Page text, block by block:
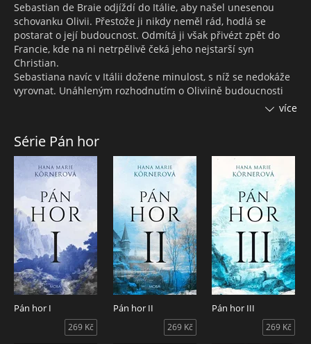
Sebastian de Braie odjíždí do Itálie, aby našel unesenou
schovanku Olivii. Přestože ji nikdy neměl rád, hodlá se
postarat o její budoucnost. Odmítá ji však přivézt zpět do
Francie, kde na ni netrpělivě čeká jeho nejstarší syn
Christian.
Sebastiana navíc v Itálii dožene minulost, s níž se nedokáže
vyrovnat. Unáhleným rozhodnutím o Oliviině budoucnosti
vnese do rodiny rozkol. Ztrácí důvěru své manželky Sylvie i
svou dětskou lásku za každou cenu. Jeho cesta do Itálie však
situaci ještě víc zkomplikuje. V souboji smrtelně zraní
soupeře a je nucen uzavřít formální sňatek ze cti. Tehdy
potkává svou osudovou lásku, která je však pro něj
nedostupná. Když v jeho domě dojde k podezřelému úmrtí,
obrátí se veřejné mínění proti němu. Vyšetřování končí
soudem a Christianův život se ocitá v nebezpečí. V těžké
situaci se rodina opět semkne a podá mu pomocnou ruku.
Suché a horké léto roku 1836 způsobí na francouzském jihu
sérii ničivých požárů. Jeden z nich osudově zasáhne i rodinu
de Braie…
více
Série Pán hor
Pán hor I
269 Kč
Pán hor II
269 Kč
Pán hor III
269 Kč